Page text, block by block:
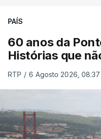
PAÍS
60 anos da
Histórias que
RTP / 6 Agosto 2026, 08:37